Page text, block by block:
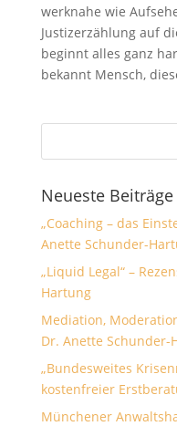
werknahe wie
Justizerzählung auf
beginnt alles ganz
bekannt Mensch,
Neueste Beiträge
„Coaching – das
Anette Schunder-
„Liquid Legal“ –
Hartung
Mediation,
Dr. Anette Schunder-
„Bundesweites
kostenfreier
Münchener